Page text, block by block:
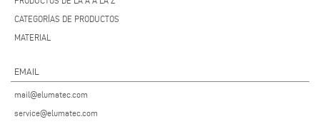
CATEGORÍAS DE PRODUCTOS
MATERIAL
EMAIL
mail@elumatec.com
service@elumatec.com